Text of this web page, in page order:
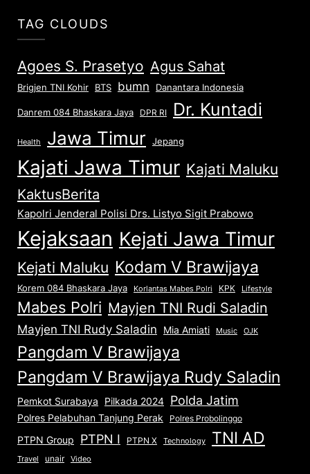
TAG CLOUDS
Agoes S. Prasetyo Agus Sahat
Brigjen TNI Kohir BTS bumn Danantara Indonesia
Danrem 084 Bhaskara Jaya DPR RI Dr. Kuntadi
Health Jawa Timur Jepang
Kajati Jawa Timur Kajati Maluku
KaktusBerita
Kapolri Jenderal Polisi Drs. Listyo Sigit Prabowo
Kejaksaan Kejati Jawa Timur
Kejati Maluku Kodam V Brawijaya
Korem 084 Bhaskara Jaya Korlantas Mabes Polri KPK Lifestyle
Mabes Polri Mayjen TNI Rudi Saladin
Mayjen TNI Rudy Saladin Mia Amiati Music OJK
Pangdam V Brawijaya
Pangdam V Brawijaya Rudy Saladin
Pemkot Surabaya Pilkada 2024 Polda Jatim
Polres Pelabuhan Tanjung Perak Polres Probolinggo
PTPN Group PTPN I PTPN X Technology TNI AD
Travel unair Video